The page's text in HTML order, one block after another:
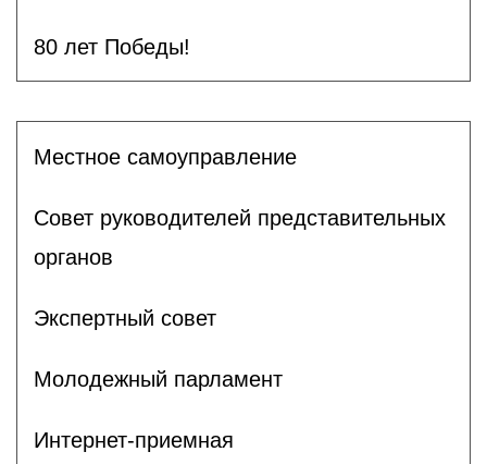
80 лет Победы!
Местное самоуправление
Совет руководителей представительных
органов
Экспертный совет
Молодежный парламент
Интернет-приемная